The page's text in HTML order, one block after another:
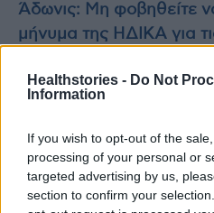
Healthstories - Do Not
Information
If you wish to opt-out of the
processing of your personal or
targeted advertising by us,
section to confirm your
Άδωνις: Μη φοβηθείτε
μήνυμα της ΗΔΙΚΑ για
TAGS Ημέρα Υγείας Ιατρικός